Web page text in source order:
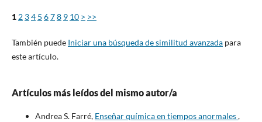
1 2 34 5 678 9 10 > >>
También puede Iniciar una búsqueda de similitud avanzadapara
este artículo.
Artículos más leídos del mismo autor/a
Andrea S. Farré, Enseñar química en tiempos anormales,